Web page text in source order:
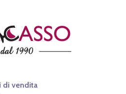
di vendita